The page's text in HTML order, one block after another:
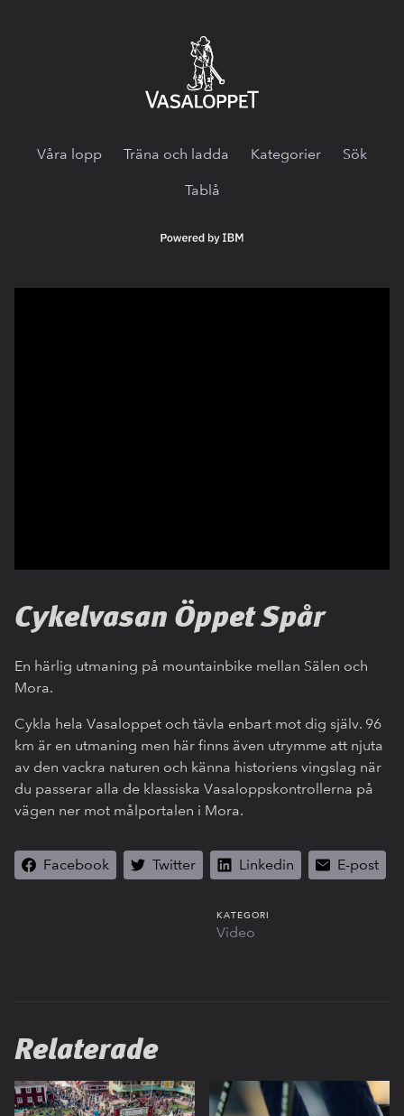
Vasaloppet.tv
Våra lopp Träna och ladda Kategorier Sök
Tablå
Powered
IBM
Cykelvasan Öppet Spår
En härlig utmaning på mountainbike mellan Sälen och
Mora.
Cykla hela Vasaloppet och tävla enbart mot dig själv. 96
km är en utmaning men här finns även utrymme att njuta
av den vackra naturen och känna historiens vingslag när
du passerar alla de klassiska Vasaloppskontrollerna på
vägen ner mot målportalen i Mora.
Facebook Twitter Linkedin E-post
KATEGORI
Video
Relaterade